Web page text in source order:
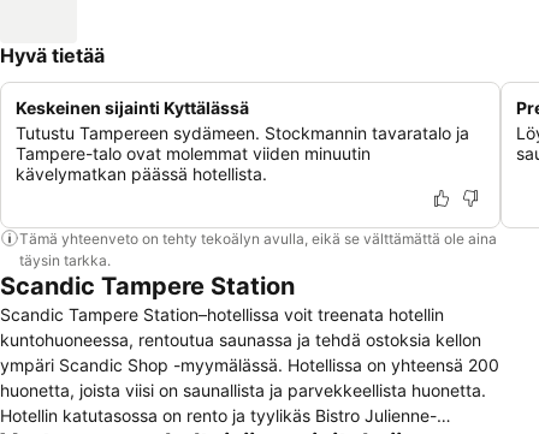
Hyvä tietää
Keskeinen sijainti Kyttälässä
Tutustu Tampereen sydämeen. Stockmannin tavaratalo ja
Tampere-talo ovat molemmat viiden minuutin
kävelymatkan päässä hotellista.
Tämä yhteenveto on tehty tekoälyn avulla, eikä se välttämättä ole aina
täysin tarkka.
Scandic Tampere Station
Scandic Tampere Station–hotellissa voit treenata hotellin
kuntohuoneessa, rentoutua saunassa ja tehdä ostoksia kellon
ympäri Scandic Shop -myymälässä. Hotellissa on yhteensä 200
huonetta, joista viisi on saunallista ja parvekkeellista huonetta.
Hotellin katutasossa on rento ja tyylikäs Bistro Julienne-